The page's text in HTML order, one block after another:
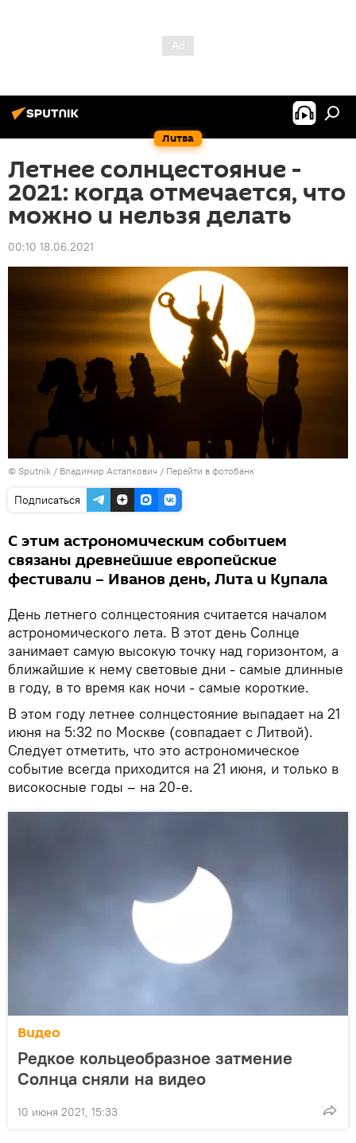
Литва
Летнее солнцестояние -
2021: когда отмечается, что
можно и нельзя делать
00:10 18.06.2021
© Sputnik / Владимир Астапкович / Перейти в фотобанк
Подписаться
С этим астрономическим событием
связаны древнейшие европейские
фестивали – Иванов день, Лита и Купала
День летнего солнцестояния считается началом
астрономического лета. В этот день Солнце
занимает самую высокую точку над горизонтом, а
ближайшие к нему световые дни - самые длинные
в году, в то время как ночи - самые короткие.
В этом году летнее солнцестояние выпадает на 21
июня на 5:32 по Москве (совпадает с Литвой).
Следует отметить, что это астрономическое
событие всегда приходится на 21 июня, и только в
високосные годы – на 20-е.
Видео
Редкое кольцеобразное затмение
Солнца сняли на видео
10 июня 2021, 15:33